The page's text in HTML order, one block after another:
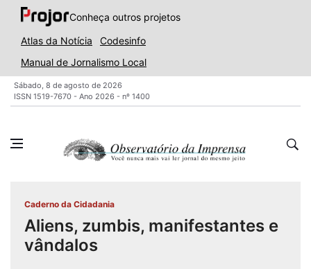
Conheça outros projetos
Atlas da Notícia
Codesinfo
Manual de Jornalismo Local
Sábado, 8 de agosto de 2026
ISSN 1519-7670 - Ano 2026 - nº 1400
Caderno da Cidadania
Aliens, zumbis, manifestantes e
vândalos